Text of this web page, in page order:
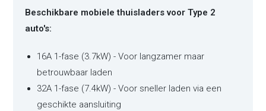
Beschikbare mobiele thuisladers voor Type 2
auto's:
16A 1-fase (3.7kW) - Voor langzamer maar
betrouwbaar laden
32A 1-fase (7.4kW) - Voor sneller laden via een
geschikte aansluiting